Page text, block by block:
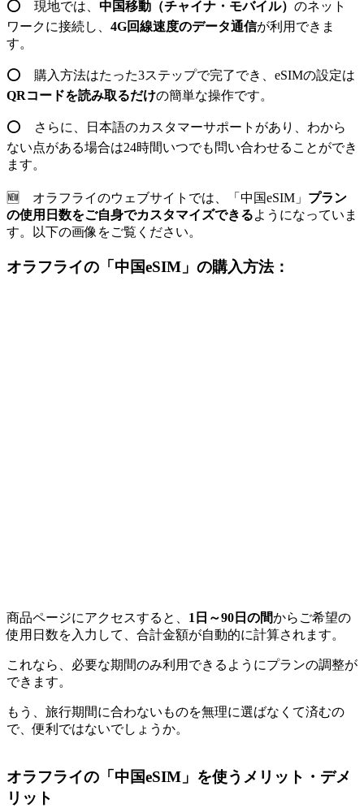
⭕ 現地では、 中国移動（チャイナ・モバイル） のネット
ワークに接続し、 4G回線速度のデータ通信が利用できま
す。
⭕ 購入方法はたった3ステップで完了でき、eSIMの設定は
QRコードを読み取るだけの簡単な操作です。
⭕ さらに、日本語のカスタマーサポートがあり、わから
ない点がある場合は24時間いつでも問い合わせることができ
ます。
🆕 オラフライのウェブサイトでは、「中国eSIM」 プラン
の使用日数をご自身でカスタマイズできるようになっていま
す。以下の画像をご覧ください。
オラフライの「中国eSIM」の購入方法：
商品ページにアクセスすると、 1日～90日の間からご希望の
使用日数を入力して、合計金額が自動的に計算されます。
これなら、必要な期間のみ利用できるようにプランの調整が
できます。
もう、旅行期間に合わないものを無理に選ばなくて済むの
で、便利ではないでしょうか。
オラフライの「中国eSIM」を使うメリット・デメ
リット